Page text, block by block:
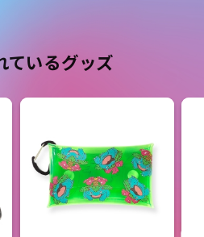
ているグッズ